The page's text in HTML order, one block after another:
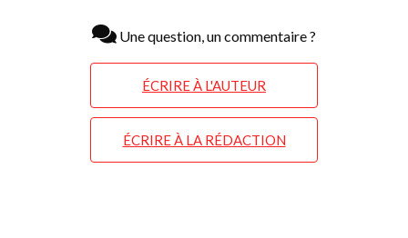
Une question, un commentaire ?
ÉCRIRE À L'AUTEUR
ÉCRIRE À LA RÉDACTION